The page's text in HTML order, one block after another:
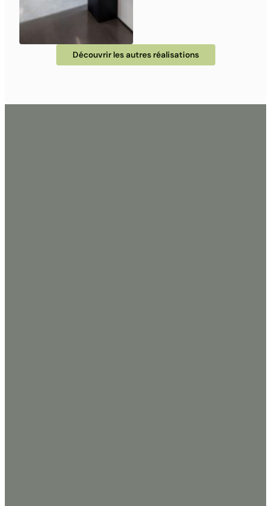
Découvrir les autres réalisations